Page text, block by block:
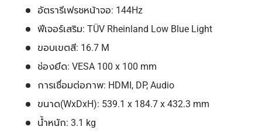
อัตรารีเฟรชหน้าจอ: 144Hz
ฟีเจอร์เสริม: TÜV Rheinland Low Blue Light
ขอบเขตสี: 16.7 M
ช่องยึด: VESA 100 x 100 mm
การเชื่อมต่อภาพ: HDMI, DP, Audio
ขนาด(WxDxH): 539.1 x 184.7 x 432.3 mm
น้ำหนัก: 3.1 kg